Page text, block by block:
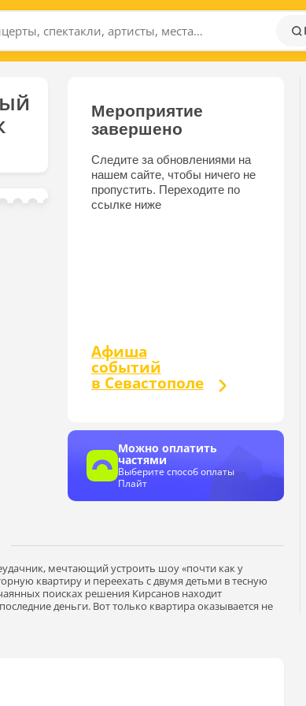
Мероприятие
завершено
Следите за обновлениями на
нашем сайте, чтобы ничего не
пропустить. Переходите по
ссылке ниже
Афиша
событий
в Севастополе
Можно оплатить
частями
Выберите способ оплаты
Плайт
мечтающий устроить шоу «почти как у
квартиру и переехать с двумя детьми в тесную
поисках решения Кирсанов находит
деньги. Вот только квартира оказывается не